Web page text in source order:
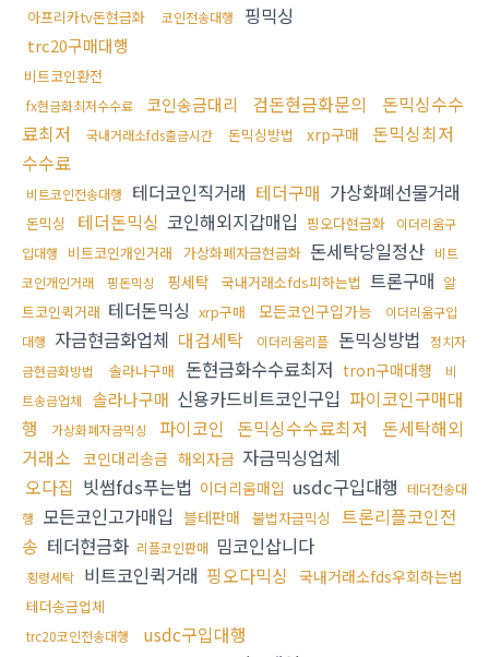
아프리카tv돈현금화
코인전송대행 핑믹싱
trc20구매대행
비트코인환전
fx현금화최저수수료 코인송금대리 검돈현금화문의
돈믹싱수수
료최저
국내거래소fds출금시간 돈믹싱방법 xrp구매
돈믹싱최저
수수료
비트코인전송대행 테더코인직거래 테더구매 가상화폐선물거래
돈믹싱 테더돈믹싱 코인해외지갑매입 핑오다현금화
이더리움구
입대행
비트코인개인거래 가상화폐자금현금화 돈세탁당일정산 비트
코인개인거래
핑돈믹싱 핑세탁 국내거래소fds피하는법 트론구매 알
트코인퀵거래 테더돈믹싱 xrp구매 모든코인구입가능
이더리움구입
대행 자금현금화업체 대검세탁 이더리움리플 돈믹싱방법
정치자
금현금화방법
솔라나구매 돈현금화수수료최저 tron구매대행
비
트송금업체
솔라나구매 신용카드비트코인구입 파이코인구매대
행
가상화폐자금믹싱 파이코인 돈믹싱수수료최저
돈세탁해외
거래소 코인대리송금 해외자금 자금믹싱업체
오다집 빗썸fds푸는법 이더리움매입 usdc구입대행 테더전송대
행 모든코인고가매입 블테판매 불법자금믹싱
트론리플코인전
송 테더현금화 리플코인판매 밈코인삽니다
횡령세탁 비트코인퀵거래 핑오다믹싱 국내거래소fds우회하는법
테더송금업체
trc20코인전송대행 usdc구입대행